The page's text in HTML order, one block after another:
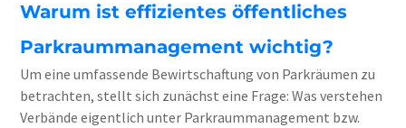
Warum ist effizientes öffentliches
Parkraummanagement wichtig?
Um eine umfassende Bewirtschaftung von Parkräumen zu
betrachten, stellt sich zunächst eine Frage: Was verstehen
Verbände eigentlich unter Parkraummanagement bzw.